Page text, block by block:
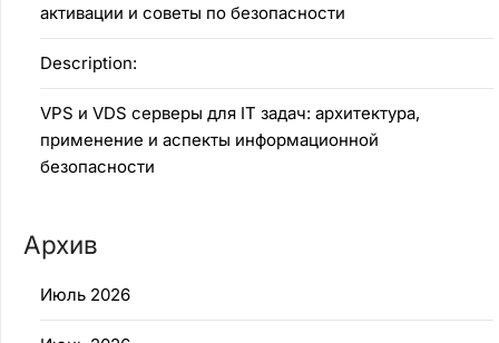
активации и советы по безопасности
Description:
VPS и VDS серверы для IT задач: архитектура,
применение и аспекты информационной
безопасности
Архив
Июль 2026